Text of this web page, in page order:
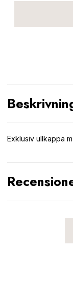
Exklusiv ullkappa